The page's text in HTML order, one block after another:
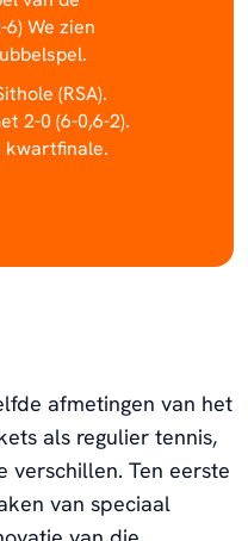
We zien
(RSA).
2-0 (6-0,6-2).
kwartfinale.
afmetingen van het
als regulier tennis,
verschillen. Ten eerste
van speciaal